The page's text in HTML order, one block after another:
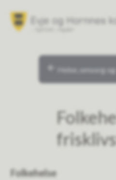
Evje og Hornnes kommune
Helse, omsorg
Folkehelse